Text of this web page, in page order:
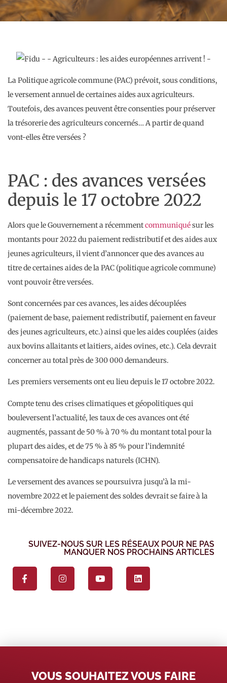
La Politique agricole commune (PAC) prévoit, sous conditions,
le versement annuel de certaines aides aux agriculteurs.
Toutefois, des avances peuvent être consenties pour préserver
la trésorerie des agriculteurs concernés… A partir de quand
vont-elles être versées ?
PAC : des avances versées
depuis le 17 octobre 2022
Alors que le Gouvernement a récemmentcommuniquésur les
montants pour 2022 du paiement redistributif et des aides aux
jeunes agriculteurs, il vient d’annoncer que des avances au
titre de certaines aides de la PAC (politique agricole commune)
vont pouvoir être versées.
Sont concernées par ces avances, les aides découplées
(paiement de base, paiement redistributif, paiement en faveur
des jeunes agriculteurs, etc.) ainsi que les aides couplées (aides
aux bovins allaitants et laitiers, aides ovines, etc.). Cela devrait
concerner au total près de 300 000 demandeurs.
Les premiers versements ont eu lieu depuis le 17 octobre 2022.
Compte tenu des crises climatiques et géopolitiques qui
bouleversent l’actualité, les taux de ces avances ont été
augmentés, passant de 50 % à 70 % du montant total pour la
plupart des aides, et de 75 % à 85 % pour l’indemnité
compensatoire de handicaps naturels (ICHN).
Le versement des avances se poursuivra jusqu’à la mi-
novembre 2022 et le paiement des soldes devrait se faire à la
mi-décembre 2022.
SUIVEZ-NOUS SUR LES RÉSEAUX POUR NE PAS
MANQUER NOS PROCHAINS ARTICLES
VOUS SOUHAITEZ VOUS FAIRE